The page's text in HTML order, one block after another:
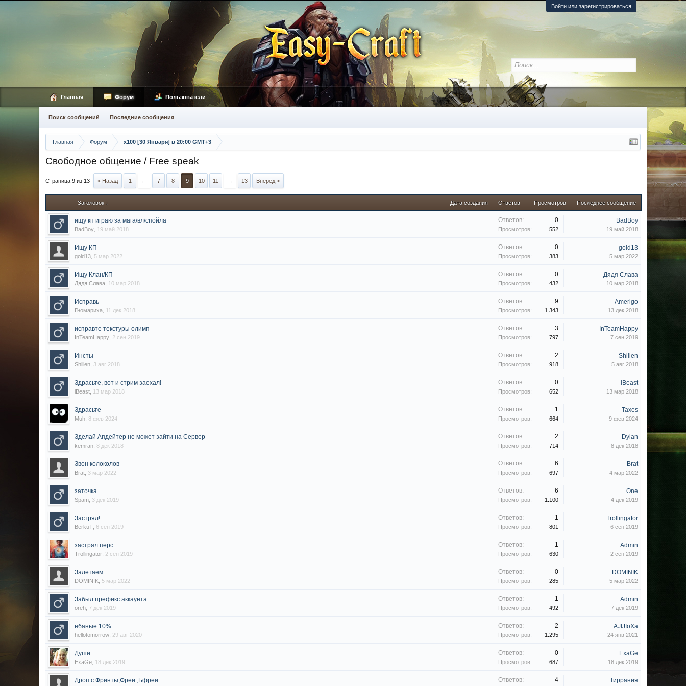
Войти или зарегистрироваться
Главная Форум х100 [30 Января] в 20:00 GMT+3
Свободное общение / Free speak
Страница 9 из 13 < Назад 1 ← 7 8 9 10 11 → 13 Вперёд >
Заголовок ↓ Дата создания Ответов Просмотров Последнее сообщение
ищу кп играю за мага/вл/спойла
BadBoy 19 май 2018
Ответов: 0
Просмотров: 552
BadBoy
19 май 2018
Ищу КП
gold13 5 мар 2022
Ответов: 0
Просмотров: 383
gold13
5 мар 2022
Ищу Клан/КП
Дядя Слава 10 мар 2018
Ответов: 0
Просмотров: 432
Дядя Слава
10 мар 2018
Исправь
Гномариха 11 дек 2018
Ответов: 9
Просмотров: 1.343
Amerigo
13 дек 2018
исправте текстуры олимп
InTeamHappy 2 сен 2019
Ответов: 3
Просмотров: 797
InTeamHappy
7 сен 2019
Инсты
Shillen 3 авг 2018
Ответов: 2
Просмотров: 918
Shillen
5 авг 2018
Здрасьте, вот и стрим заехал!
iBeast 13 мар 2018
Ответов: 0
Просмотров: 652
iBeast
13 мар 2018
Здрасьте
Muh 8 фев 2024
Ответов: 1
Просмотров: 664
Taxes
9 фев 2024
Зделай Апдейтер не может зайти на Сервер
kemran 8 дек 2018
Ответов: 2
Просмотров: 714
Dylan
8 дек 2018
Звон колоколов
Brat 3 мар 2022
Ответов: 6
Просмотров: 697
Brat
4 мар 2022
заточка
Spam 3 дек 2019
Ответов: 6
Просмотров: 1.100
One
4 дек 2019
Застрял!
BerkuT 6 сен 2019
Ответов: 1
Просмотров: 801
Trollingator
6 сен 2019
застрял перс
Trollingator 2 сен 2019
Ответов: 1
Просмотров: 630
Admin
2 сен 2019
Залетаем
DOMINIK 5 мар 2022
Ответов: 0
Просмотров: 285
DOMINIK
5 мар 2022
Забыл префикс аккаунта.
oreh 7 дек 2019
Ответов: 1
Просмотров: 492
Admin
7 дек 2019
ебаные 10%
hellotomorrow 29 авг 2020
Ответов: 2
Просмотров: 1.295
AJIJIoXa
24 янв 2021
Души
ExaGe 18 дек 2019
Ответов: 0
Просмотров: 687
ExaGe
18 дек 2019
Дроп с Фринты,Фреи ,Бфреи Ответов: 4 Тиррания
Главная Форум
Поиск сообщений Последние сообщения
Пользователи